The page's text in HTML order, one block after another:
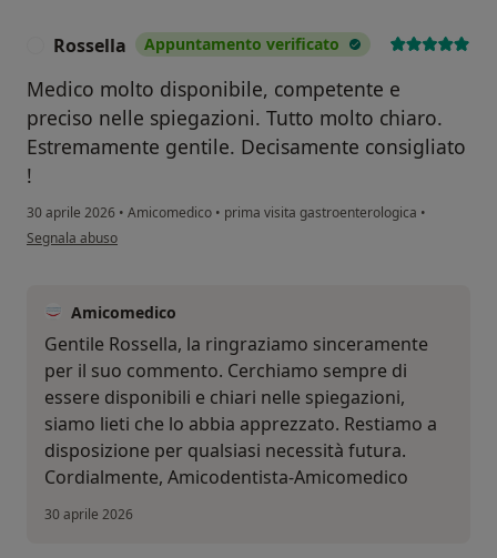
Rossella Appuntamento verificato
Medico molto disponibile, competente e
preciso nelle spiegazioni. Tutto molto chiaro.
Estremamente gentile. Decisamente consigliato
!
30 aprile 2026 • Amicomedico • prima visita gastroenterologica •
secondo l'opinione dell'utente Rossella
Segnala abuso
Amicomedico
Gentile Rossella, la ringraziamo sinceramente
per il suo commento. Cerchiamo sempre di
essere disponibili e chiari nelle spiegazioni,
siamo lieti che lo abbia apprezzato. Restiamo a
disposizione per qualsiasi necessità futura.
Cordialmente, Amicodentista-Amicomedico
30 aprile 2026